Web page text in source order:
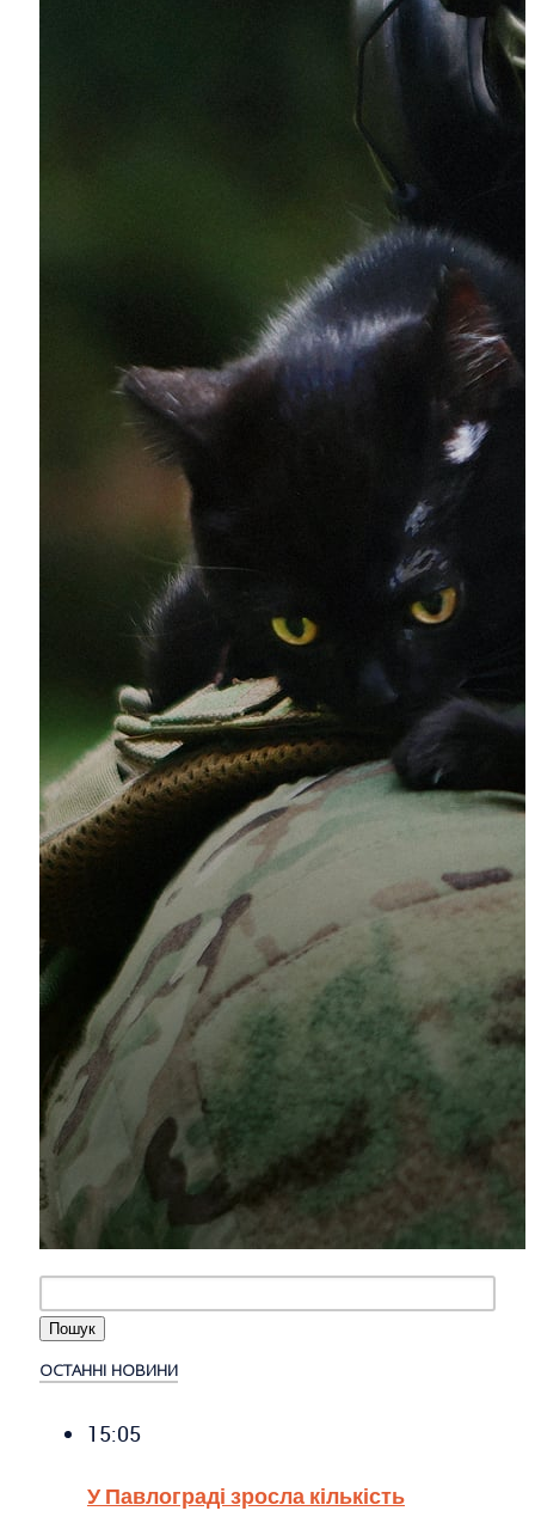
ОСТАННІ НОВИНИ
15:05
У Павлограді зросла кількість